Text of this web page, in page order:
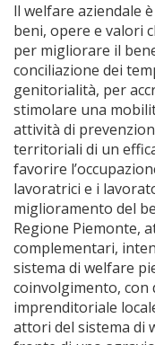
ll welfare aziendale
beni, opere e valori
per migliorare il
conciliazione dei
genitorialità, per
stimolare una
attività di
territoriali di un
favorire
lavoratrici e i
miglioramento del
Regione Piemonte,
complementari,
sistema di welfare
coinvolgimento, con
imprenditoriale
attori del sistema di